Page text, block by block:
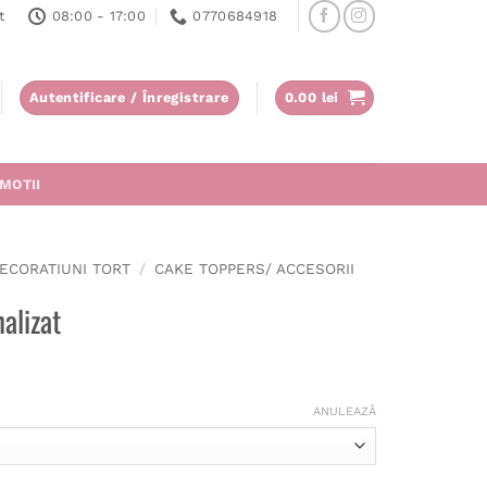
08:00 - 17:00 0770684918
Autentificare / Înregistrare 0.00 lei
TORT / CAKE TOPPERS/ ACCESORII
ANULEAZĂ